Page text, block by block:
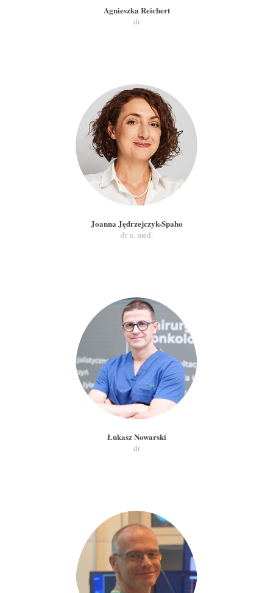
Agnieszka Reichert
dr
Joanna Jędrzejczyk-Spaho
dr n. med.
Łukasz Nowarski
dr